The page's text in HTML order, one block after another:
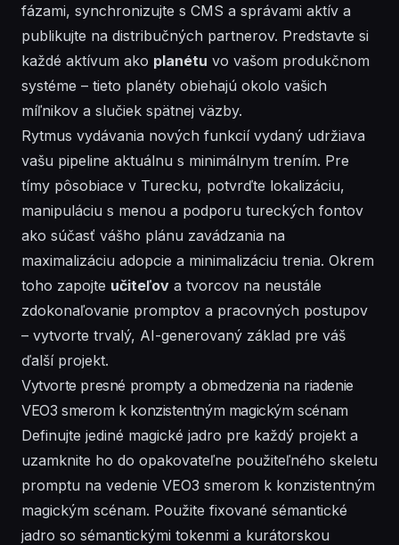
fázami, synchronizujte s CMS a správami aktív a
publikujte na distribučných partnerov. Predstavte si
každé aktívum ako planétu vo vašom produkčnom
systéme – tieto planéty obiehajú okolo vašich
míľnikov a slučiek spätnej väzby.
Rytmus vydávania nových funkcií vydaný udržiava
vašu pipeline aktuálnu s minimálnym trením. Pre
tímy pôsobiace v Turecku, potvrďte lokalizáciu,
manipuláciu s menou a podporu tureckých fontov
ako súčasť vášho plánu zavádzania na
maximalizáciu adopcie a minimalizáciu trenia. Okrem
toho zapojte učiteľov a tvorcov na neustále
zdokonaľovanie promptov a pracovných postupov
– vytvorte trvalý, AI-generovaný základ pre váš
ďalší projekt.
Vytvorte presné prompty a obmedzenia na riadenie
VEO3 smerom k konzistentným magickým scénam
Definujte jediné magické jadro pre každý projekt a
uzamknite ho do opakovateľne použiteľného skeletu
promptu na vedenie VEO3 smerom k konzistentným
magickým scénam. Použite fixované sémantické
jadro so sémantickými tokenmi a kurátorskou